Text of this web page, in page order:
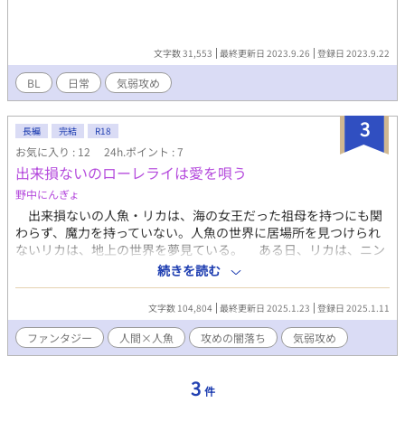
ョ。銀髪。 耳と舌にピアスをつけ、アソコは真珠入り。 女性のス
トライクゾーンは広く、男性は気が強い相手程、燃える。 ・咲来
遥(さくらはるか) 京介の年上彼氏。 優しくて気弱な攻め。 25歳の
小説はフィクションです。実在の人物や団体などとは一切、関係
ありません。 ※筆者は作中の行為を推奨しておりません。 ※好き
嫌いがはっきり分かれる内容となっているので、閲覧は何でもア
リの方のみでお願いします。 ※18歳未満の方は閲覧しないでくだ
さい。 ※小説の無断転載・無断使用・自作発言も禁止です。 【追
記】 閲覧やお気に入り等、ありがとうございます。 のんびり更新
ですが、よければ最後までお付き合いいただけると幸いです。
文字数 31,553 最終更新日 2023.9.26 登録日 2023.9.22
BL 日常 気弱攻め
3
長編 完結 R18
お気に入り : 12 24h.ポイント : 7
出来損ないのローレライは愛を唄う
野中にんぎょ
出来損ないの人魚・リカは、海の女王だった祖母を持つにも関
わらず、魔力を持っていない。人魚の世界に居場所を見つけられ
ないリカは、地上の世界を夢見ている。 ある日、リカは、ニン
ゲンの雄・ラウに姿を見られてしまう。ラウに「君と友だちにな
りたい」と懇願され困惑するリカだったが、気弱で素直なラウと
関わるうち、心惹かれていく。 そんな中、リカは現・海の王の
嫡子であるゼゼから番になるよう求められて……！？ リカへの
想いを燻らせ闇落ちしたラウに、リカが出した答えとは？ ニン
ゲンと人魚、種族を越えた愛を紡ぐ、ファンタジック・ラブ。
続きを読む
文字数 104,804 最終更新日 2025.1.23 登録日 2025.1.11
ファンタジー 人間×人魚 攻めの闇落ち 気弱攻め
3 件